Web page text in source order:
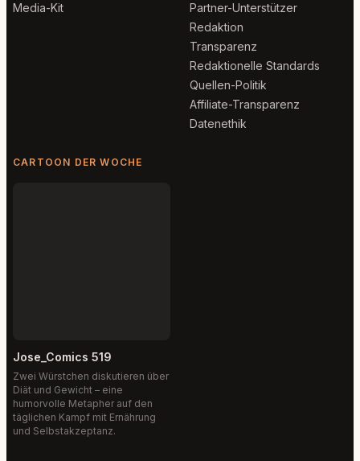
Media-Kit
Partner-Unterstützer
Redaktion
Transparenz
Redaktionelle Standards
Quellen-Politik
Affiliate-Transparenz
Datenethik
CARTOON DER WOCHE
Jose_Comics 519
Zwei Würstchen diskutieren über
Diät und Gewicht – eine
humorvolle Metapher auf den
täglichen Kampf mit Ernährung
und Selbstakzeptanz.